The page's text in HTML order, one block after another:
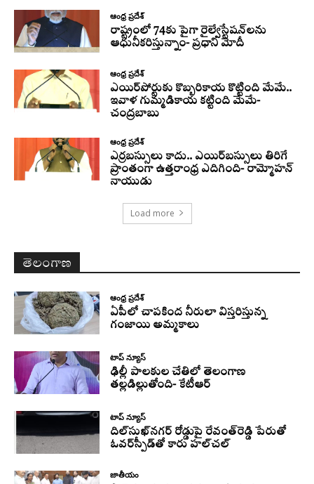
ఆంధ్ర ప్రదేశ్
రాష్ట్రంలో 74కు పైగా రైల్వేస్టేషన్‌లను
ఆధునీకరిస్తున్నాం- ప్రధాని మోదీ
ఆంధ్ర ప్రదేశ్
ఎయిర్‌పోర్టుకు కొబ్బరికాయ కొట్టింది మేమే..
ఇవాళ గుమ్మడికాయ కట్టింది మేమే-
చంద్రబాబు
ఆంధ్ర ప్రదేశ్
ఎర్రబస్సులు కాదు.. ఎయిర్‌బస్సులు తిరిగే
ప్రాంతంగా ఉత్తరాంధ్ర ఎదిగింది- రామ్మోహన్
నాయుడు
Load more
తెలంగాణ
ఆంధ్ర ప్రదేశ్
ఏపీలో చాపకింద నీరులా విస్తరిస్తున్న
గంజాయి అమ్మకాలు
టాప్ న్యూస్
ఢిల్లీ పాలకుల చేతిలో తెలంగాణ
తల్లడిల్లుతోంది- కేటీఆర్
టాప్ న్యూస్
దిల్‌సుఖ్‌నగర్‌ రోడ్డుపై రేవంత్‌రెడ్డి పేరుతో
ఓవర్‌స్పీడ్‌తో కారు హల్‌చల్‌
జాతీయం